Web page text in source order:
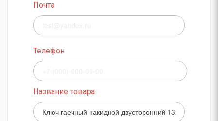
Почта
Телефон
Название товара